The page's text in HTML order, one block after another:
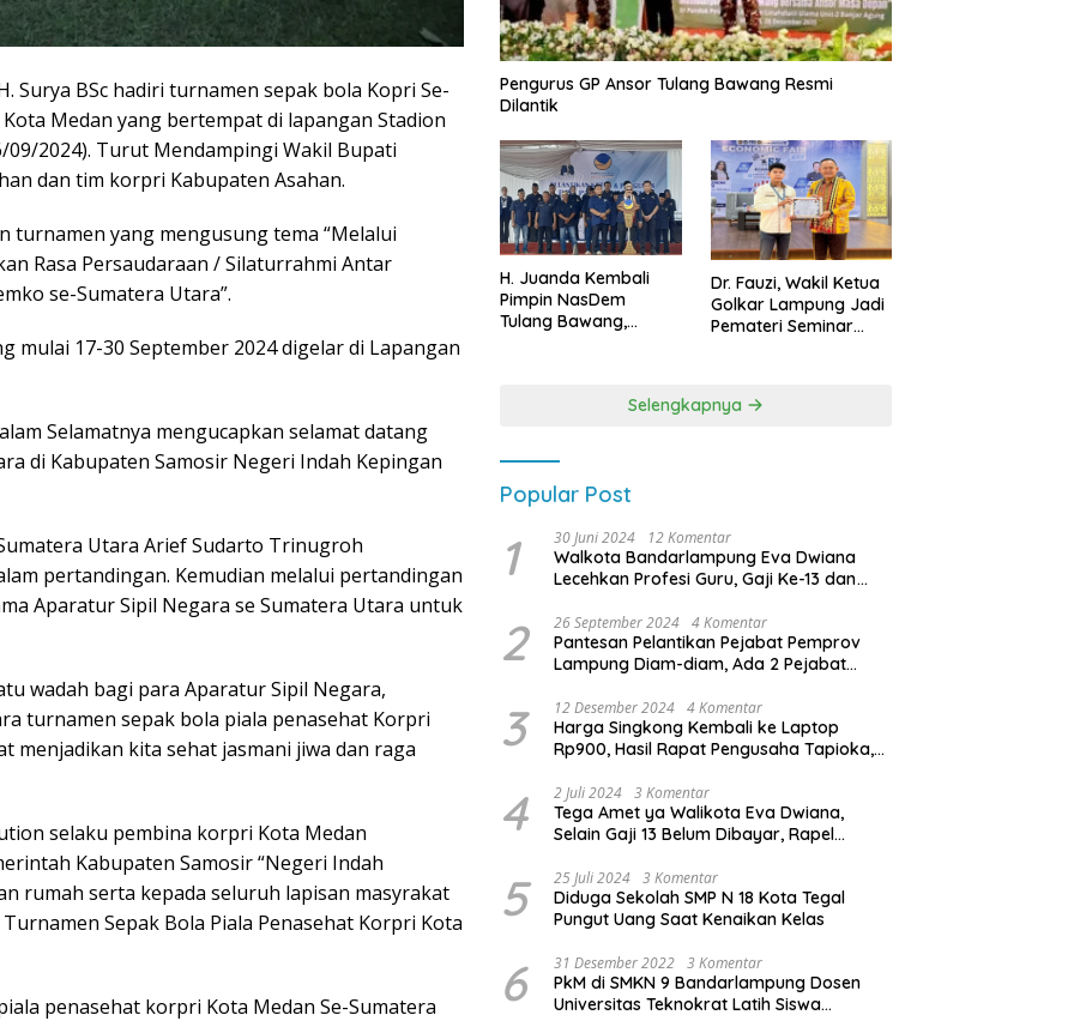
Surya BSc hadiri turnamen sepak bola Kopri Se-
Medan yang bertempat di lapangan Stadion
2024). Turut Mendampingi Wakil Bupati
dan tim korpri Kabupaten Asahan.
turnamen yang mengusung tema “Melalui
Rasa Persaudaraan / Silaturrahmi Antar
se-Sumatera Utara”.
mulai 17-30 September 2024 digelar di Lapangan
Selamatnya mengucapkan selamat datang
di Kabupaten Samosir Negeri Indah Kepingan
Utara Arief Sudarto Trinugroh
pertandingan. Kemudian melalui pertandingan
Aparatur Sipil Negara se Sumatera Utara untuk
wadah bagi para Aparatur Sipil Negara,
turnamen sepak bola piala penasehat Korpri
menjadikan kita sehat jasmani jiwa dan raga
selaku pembina korpri Kota Medan
Kabupaten Samosir “Negeri Indah
rumah serta kepada seluruh lapisan masyrakat
Sepak Bola Piala Penasehat Korpri Kota
penasehat korpri Kota Medan Se-Sumatera
Pengurus GP Ansor Tulang Bawang Resmi
Dilantik
H. Juanda Kembali
Pimpin NasDem
Tulang Bawang,
Dr. Fauzi, Wakil Ketua
Golkar Lampung Jadi
Pemateri Seminar
Kebangsaan
Selengkapnya
Popular Post
1 30 Juni 2024 12 Komentar
Walkota Bandarlampung Eva Dwiana
Lecehkan Profesi Guru, Gaji Ke-13 dan
2 26 September 2024 4 Komentar
Pantesan Pelantikan Pejabat Pemprov
Lampung Diam-diam, Ada 2 Pejabat
3 12 Desember 2024 4 Komentar
Harga Singkong Kembali ke Laptop
Rp900, Hasil Rapat Pengusaha Tapioka,
Lampung
4 2 Juli 2024 3 Komentar
Tega Amet ya Walikota Eva Dwiana,
Selain Gaji 13 Belum Dibayar, Rapel
Dibayar
5 25 Juli 2024 3 Komentar
Diduga Sekolah SMP N 18 Kota Tegal
Pungut Uang Saat Kenaikan Kelas
6 31 Desember 2022 3 Komentar
PkM di SMKN 9 Bandarlampung Dosen
Universitas Teknokrat Latih Siswa